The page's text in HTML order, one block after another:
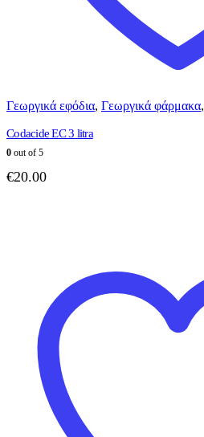
Γεωργικά εφόδια, Γεωργικά φάρμακα,
Codacide EC 3 litra
0 out of 5
€20.00